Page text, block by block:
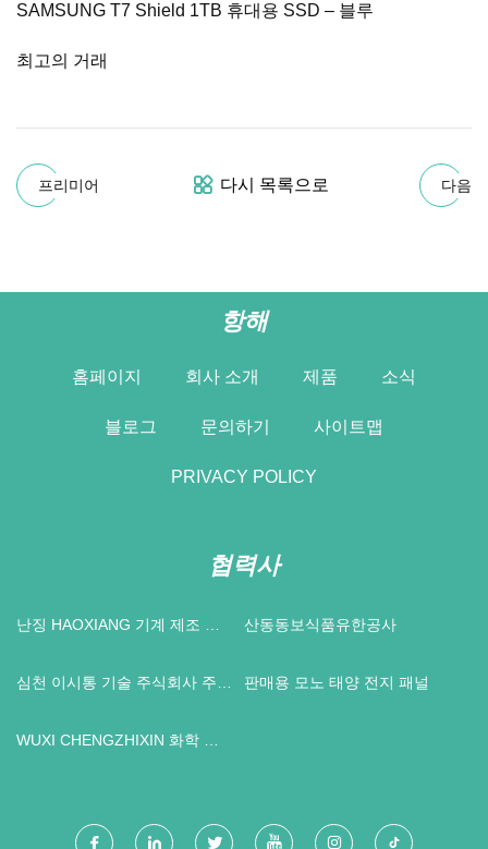
SAMSUNG T7 Shield 1TB 휴대용 SSD – 블루
최고의 거래
프리미어 다시 목록으로 다음
항해
홈페이지 회사 소개 제품 소식
블로그 문의하기 사이트맵
PRIVACY POLICY
협력사
난징 HAOXIANG 기계 제조 유
산동동보식품유한공사
심천 이시통 기술 주식회사 주식
판매용 모노 태양 전지 패널
WUXI CHENGZHIXIN 화학 물